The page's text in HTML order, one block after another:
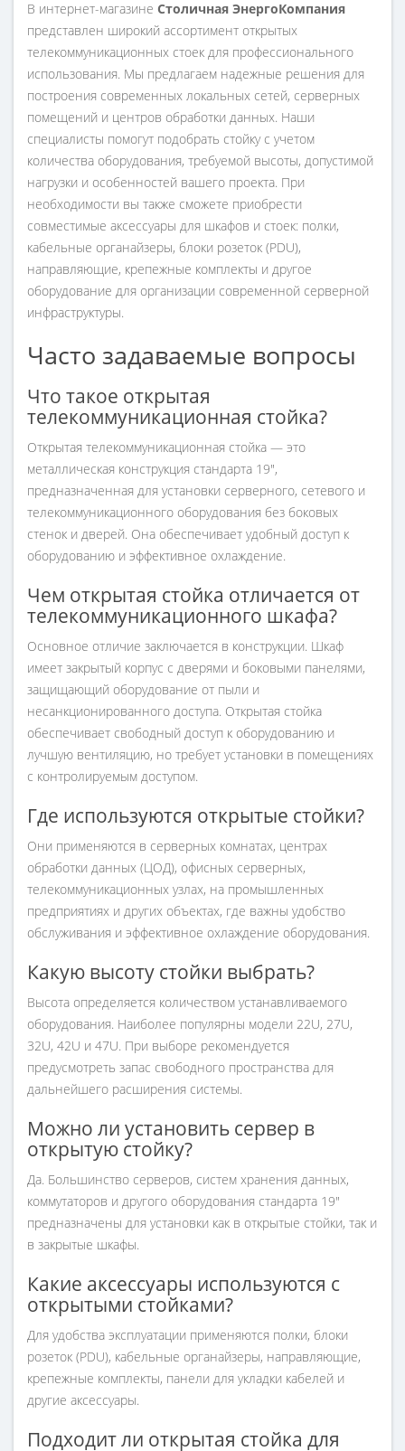
В интернет-магазине Столичная ЭнергоКомпания
представлен широкий ассортимент открытых
телекоммуникационных стоек для профессионального
использования. Мы предлагаем надежные решения для
построения современных локальных сетей, серверных
помещений и центров обработки данных. Наши
специалисты помогут подобрать стойку с учетом
количества оборудования, требуемой высоты, допустимой
нагрузки и особенностей вашего проекта. При
необходимости вы также сможете приобрести
совместимые аксессуары для шкафов и стоек: полки,
кабельные органайзеры, блоки розеток (PDU),
направляющие, крепежные комплекты и другое
оборудование для организации современной серверной
инфраструктуры.
Часто задаваемые вопросы
Что такое открытая
телекоммуникационная стойка?
Открытая телекоммуникационная стойка — это
металлическая конструкция стандарта 19",
предназначенная для установки серверного, сетевого и
телекоммуникационного оборудования без боковых
стенок и дверей. Она обеспечивает удобный доступ к
оборудованию и эффективное охлаждение.
Чем открытая стойка отличается от
телекоммуникационного шкафа?
Основное отличие заключается в конструкции. Шкаф
имеет закрытый корпус с дверями и боковыми панелями,
защищающий оборудование от пыли и
несанкционированного доступа. Открытая стойка
обеспечивает свободный доступ к оборудованию и
лучшую вентиляцию, но требует установки в помещениях
с контролируемым доступом.
Где используются открытые стойки?
Они применяются в серверных комнатах, центрах
обработки данных (ЦОД), офисных серверных,
телекоммуникационных узлах, на промышленных
предприятиях и других объектах, где важны удобство
обслуживания и эффективное охлаждение оборудования.
Какую высоту стойки выбрать?
Высота определяется количеством устанавливаемого
оборудования. Наиболее популярны модели 22U, 27U,
32U, 42U и 47U. При выборе рекомендуется
предусмотреть запас свободного пространства для
дальнейшего расширения системы.
Можно ли установить сервер в
открытую стойку?
Да. Большинство серверов, систем хранения данных,
коммутаторов и другого оборудования стандарта 19"
предназначены для установки как в открытые стойки, так и
в закрытые шкафы.
Какие аксессуары используются с
открытыми стойками?
Для удобства эксплуатации применяются полки, блоки
розеток (PDU), кабельные органайзеры, направляющие,
крепежные комплекты, панели для укладки кабелей и
другие аксессуары.
Подходит ли открытая стойка для